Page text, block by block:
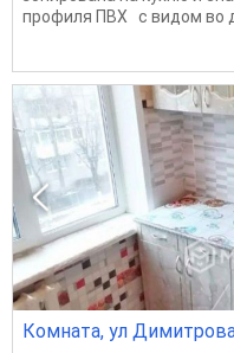
профиля ПВХ с видом во
Комната, ул